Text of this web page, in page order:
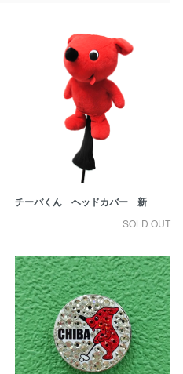
チーバくん ヘッドカバー 新
SOLD OUT